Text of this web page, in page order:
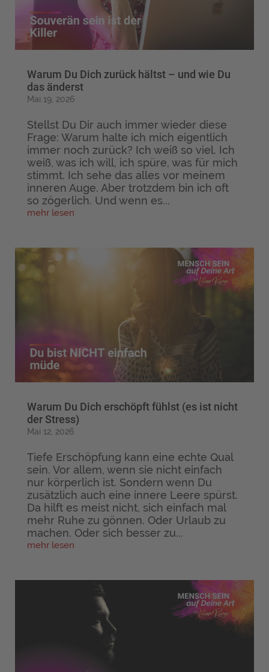
Warum Du Dich zurück hältst – und wie Du
das änderst
Mai 19, 2026
Stellst Du Dir auch immer wieder diese
Frage: Warum halte ich mich eigentlich
immer noch zurück? Ich weiß so viel. Ich
weiß, was ich will, ich spüre, was für mich
stimmt. Ich sehe das alles vor meinem
inneren Auge. Aber trotzdem bin ich oft
so zögerlich. Und wenn es...
mehr lesen
Warum Du Dich erschöpft fühlst (es ist nicht
der Stress)
Mai 12, 2026
Tiefe Erschöpfung kann eine echte Qual
sein. Vor allem, wenn sie nicht einfach
nur körperlich ist. Sondern wenn Du
zusätzlich auch eine innere Leere spürst.
Da hilft es meist nicht, sich einfach mal
mehr Ruhe zu gönnen. Oder Urlaub zu
machen. Oder sich besser zu...
mehr lesen